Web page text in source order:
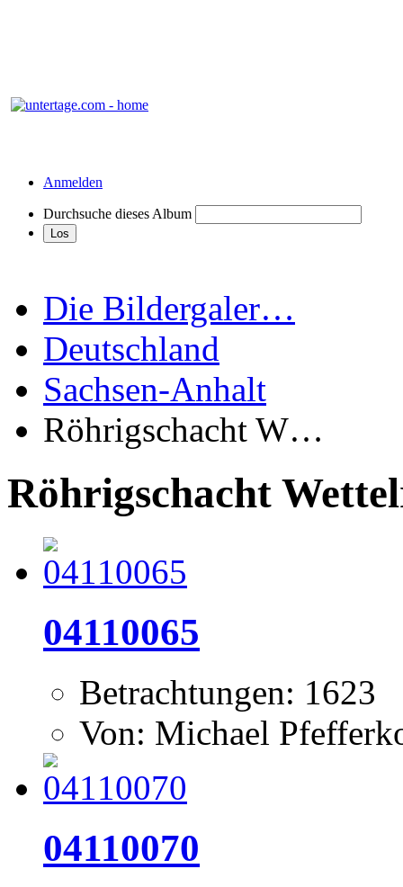
Anmelden
Durchsuche dieses Album
Die Bildergaler…
Deutschland
Sachsen-Anhalt
Röhrigschacht W…
Röhrigschacht
04110065
Betrachtungen: 1623
Von: Michael
04110070